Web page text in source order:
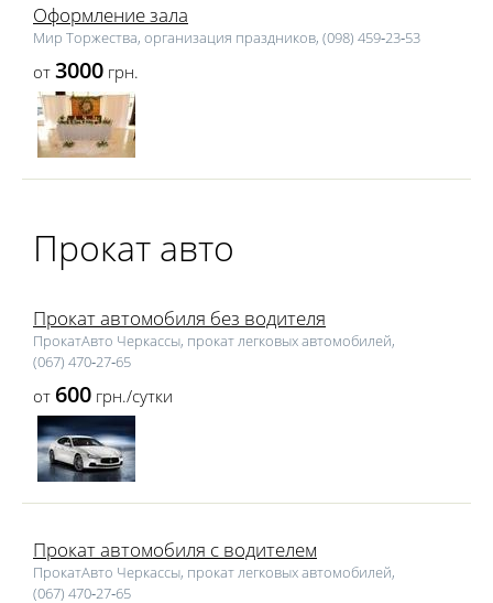
Оформление зала
Мир Торжества, организация праздников, (098) 459‑23‑53
от 3000 грн.
Прокат авто
Прокат автомобиля без водителя
ПрокатАвто Черкассы, прокат легковых автомобилей,
(067) 470‑27‑65
от 600 грн./сутки
Прокат автомобиля с водителем
ПрокатАвто Черкассы, прокат легковых автомобилей,
(067) 470‑27‑65